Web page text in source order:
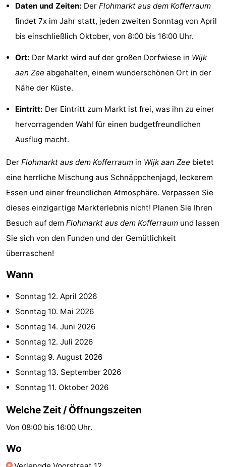
Forum
Parken
Reisebuchshop
Adressen
Region
Nordholland
-
Natur
Schoorlse
Duinen
-
Bergen
aan
Zee
-
Bergen
-
Alkmaar
-
Egmond
aan
Zee
-
Noordhollands
duinreservaat
Natur
Zuid-
Kennermerland
-
Amsterdam
Haarlem
-
Zandvoort
Südholland
-
-
Daten und Zeiten: Der Flohmarkt aus dem Kofferraum
findet 7x im Jahr statt, jeden zweiten Sonntag von April
bis einschließlich Oktober, von 8:00 bis 16:00 Uhr.
Ort: Der Markt wird auf der großen Dorfwiese in Wijk
aan Zee abgehalten, einem wunderschönen Ort in der
Nähe der Küste.
Eintritt: Der Eintritt zum Markt ist frei, was ihn zu einer
hervorragenden Wahl für einen budgetfreundlichen
Ausflug macht.
Der Flohmarkt aus dem Kofferraum in Wijk aan Zee bietet
eine herrliche Mischung aus Schnäppchenjagd, leckerem
Essen und einer freundlichen Atmosphäre. Verpassen Sie
dieses einzigartige Markterlebnis nicht! Planen Sie Ihren
Besuch auf dem Flohmarkt aus dem Kofferraum und lassen
Sie sich von den Funden und der Gemütlichkeit
überraschen!
Wann
Sonntag 12. April 2026
Sonntag 10. Mai 2026
Sonntag 14. Juni 2026
Sonntag 12. Juli 2026
Sonntag 9. August 2026
Sonntag 13. September 2026
Sonntag 11. Oktober 2026
Welche Zeit / Öffnungszeiten
Von 08:00 bis 16:00 Uhr.
Wo